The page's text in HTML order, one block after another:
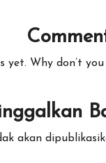
yet. Why don’t
akan